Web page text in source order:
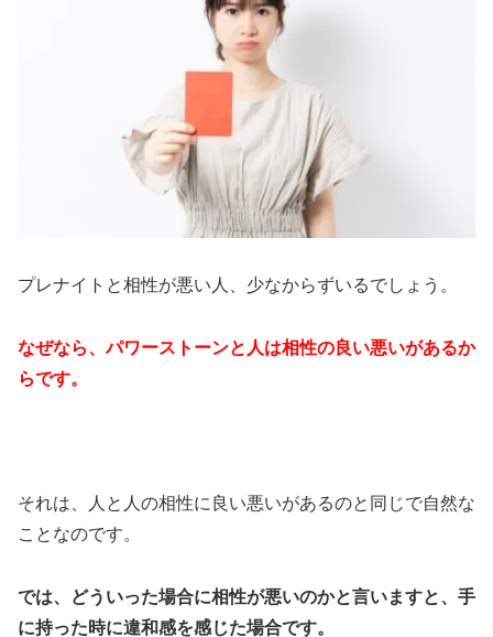
プレナイトと相性が悪い人、少なからずいるでしょう。
なぜなら、パワーストーンと人は相性の良い悪いがあるか
らです。
それは、人と人の相性に良い悪いがあるのと同じで自然な
ことなのです。
では、どういった場合に相性が悪いのかと言いますと、手
に持った時に違和感を感じた場合です。